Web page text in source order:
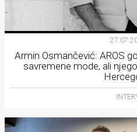
Armin Osmančević: AROS
savremene mode, ali